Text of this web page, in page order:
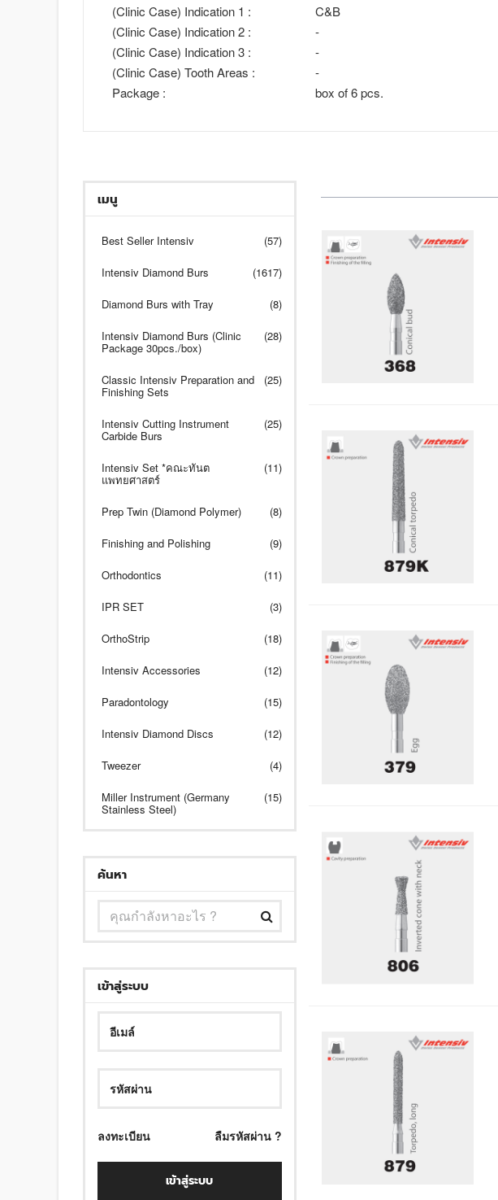
(Clinic Case) Indication 1 :
C&B
(Clinic Case) Indication 2 :
-
(Clinic Case) Indication 3 :
-
(Clinic Case) Tooth Areas :
-
Package :
box of 6 pcs.
เมนู
Best Seller Intensiv (57)
Intensiv Diamond Burs (1617)
Diamond Burs with Tray (8)
Intensiv Diamond Burs (Clinic
Package 30pcs./box)
(28)
Classic Intensiv Preparation and
Finishing Sets
(25)
Intensiv Cutting Instrument
Carbide Burs
(25)
Intensiv Set *คณะทันต
แพทยศาสตร์
(11)
Prep Twin (Diamond Polymer) (8)
Finishing and Polishing (9)
Orthodontics (11)
IPR SET (3)
OrthoStrip (18)
Intensiv Accessories (12)
Paradontology (15)
Intensiv Diamond Discs (12)
Tweezer (4)
Miller Instrument (Germany
Stainless Steel)
(15)
ค้นหา
เข้าสู่ระบบ
ลงทะเบียน ลืมรหัสผ่าน ?
เข้าสู่ระบบ